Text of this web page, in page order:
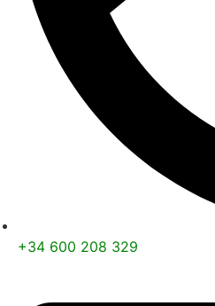
+34 600 208 329